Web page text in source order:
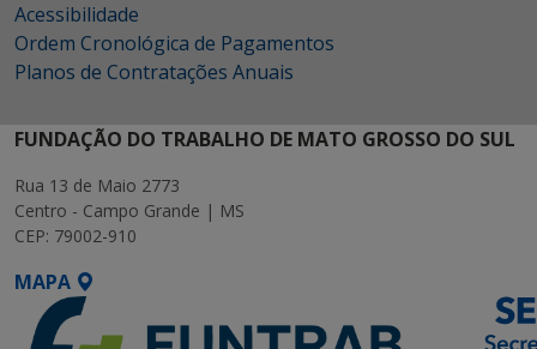
Acessibilidade
Ordem Cronológica de Pagamentos
Planos de Contratações Anuais
FUNDAÇÃO DO TRABALHO DE MATO GROSSO DO SUL
Rua 13 de Maio 2773
Centro - Campo Grande | MS
CEP: 79002-910
MAPA